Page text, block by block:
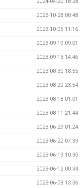
2023-10-28 00:48
2023-10-05 11:16
2023-09-19 09:01
2023-09-13 14:46
2023-08-30 18:55
2023-08-20 23:54
2023-08-18 01:01
2023-08-11 21:44
2023-06-29 01:24
2023-06-22 07:39
2023-06-19 10:30
2023-06-12 00:34
2023-06-08 13:36